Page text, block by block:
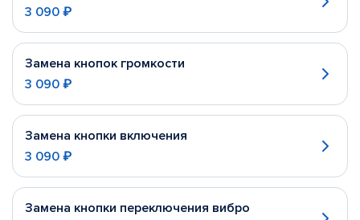
3 090 ₽
Замена кнопок громкости
3 090 ₽
Замена кнопки включения
3 090 ₽
Замена кнопки переключения вибро